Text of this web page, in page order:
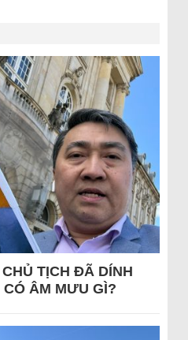
TỊCH ĐÃ DÍNH
ÂM MƯU GÌ?